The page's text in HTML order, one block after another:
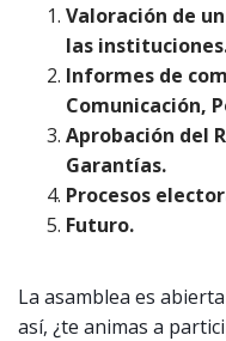
Valoración de
las
Informes de
Comunicación,
Aprobación del
Garantías.
Procesos
Futuro.
La asamblea es
así, ¿te animas a